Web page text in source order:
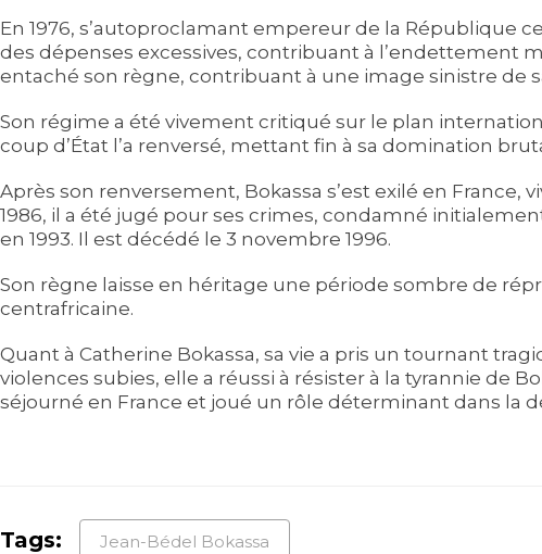
En 1976, s’autoproclamant empereur de la République
des dépenses excessives, contribuant à l’endettement
entaché son règne, contribuant à une image sinistre de
Son régime a été vivement critiqué sur le plan
coup d’État l’a renversé, mettant fin à sa domination
Après son renversement, Bokassa s’est exilé en
1986, il a été jugé pour ses crimes, condamné
en 1993. Il est décédé le 3 novembre 1996.
Son règne laisse en héritage une période sombre de
centrafricaine.
Quant à Catherine Bokassa, sa vie a pris un tournant
violences subies, elle a réussi à résister à la tyrannie de
séjourné en France et joué un rôle déterminant dans la
Tags: Jean-Bédel Bokassa